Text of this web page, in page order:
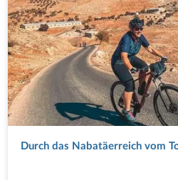
Durch das Nabatäerreich vom